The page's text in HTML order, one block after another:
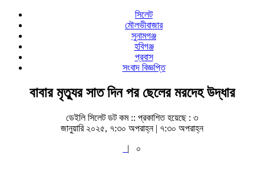
সিলেট
মৌলভীবাজার
সুনামগঞ্জ
হবিগঞ্জ
প্রবাস
সংবাদ বিজ্ঞপ্তি
বাবার মৃত্যুর সাত দিন পর ছেলের মরদেহ উদ্ধার
ডেইলি সিলেট ডট কম :: প্রকাশিত হয়েছে : ৩
জানুয়ারি ২০২৫, ৭:৩০ অপরাহ্ন | ৭:৩০ অপরাহ্ন
|
০